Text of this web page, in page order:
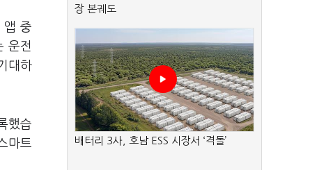
앱 중
운전
대하
했습
마트
장 본궤도
배터리 3사, 호남 ESS 시장서 ‘격돌’